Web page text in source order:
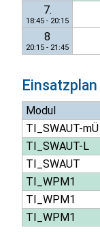
7.
18:45 - 20:15
8
20:15 - 21:45
Einsatzplan
Modul
TI_SWAUT-mÜ
TI_SWAUT-L
TI_SWAUT
TI_WPM1
TI_WPM1
TI_WPM1